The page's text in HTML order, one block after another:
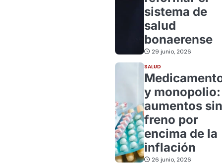
sistema de
salud
bonaerense
29 junio, 2026
SALUD
y monopolio:
aumentos sin
freno por
encima de la
inflación
26 junio, 2026